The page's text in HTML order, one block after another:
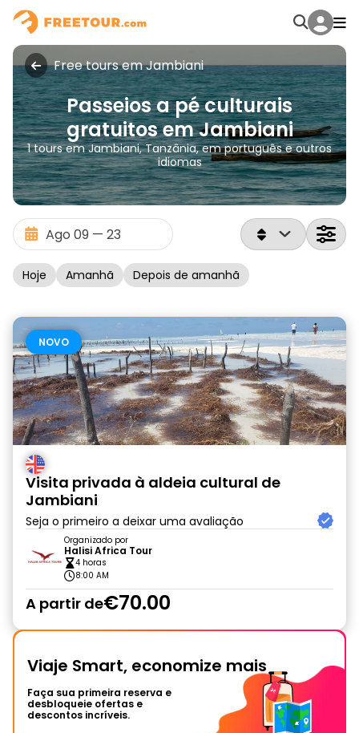
Free tours em Jambiani
Passeios a pé culturais
gratuitos em Jambiani
1 tours em Jambiani, Tanzânia, em português e outros
idiomas
Hoje Amanhã Depois de amanhã
NOVO
Visita privada à aldeia cultural de
Jambiani
Seja o primeiro a deixar uma avaliação
Organizado por
Halisi Africa Tour
4 horas
8:00 AM
A partir de€70.00
Viaje Smart, economize mais
Faça sua primeira reserva e
desbloqueie ofertas e
descontos incríveis.